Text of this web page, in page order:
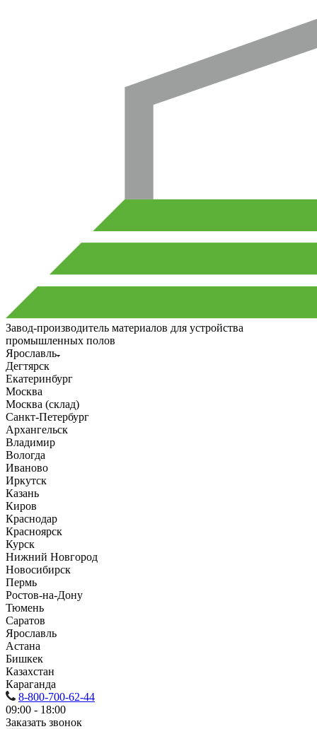
Завод-производитель материалов для устройства
промышленных полов
Ярославль
Дегтярск
Екатеринбург
Москва
Москва (склад)
Санкт-Петербург
Архангельск
Владимир
Вологда
Иваново
Иркутск
Казань
Киров
Краснодар
Красноярск
Курск
Нижний Новгород
Новосибирск
Пермь
Ростов-на-Дону
Тюмень
Саратов
Ярославль
Астана
Бишкек
Казахстан
Караганда
8-800-700-62-44
09:00 - 18:00
Заказать звонок